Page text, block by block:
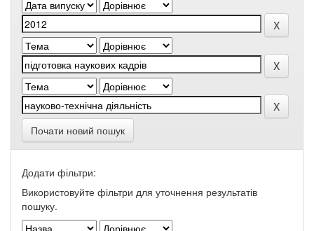
Почати новий пошук
Додати фільтри:
Використовуйте фільтри для уточнення результатів
пошуку.